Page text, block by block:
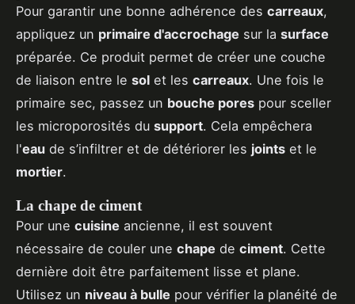
Pour garantir une bonne adhérence des carreaux,
appliquez un primaire d'accrochage sur la surface
préparée. Ce produit permet de créer une couche
de liaison entre le sol et les carreaux. Une fois le
primaire sec, passez un bouche pores pour sceller
les microporosités du support. Cela empêchera
l'eau de s’infiltrer et de détériorer les joints et le
mortier.
La chape de ciment
Pour une cuisine ancienne, il est souvent
nécessaire de couler une chape de ciment. Cette
dernière doit être parfaitement lisse et plane.
Utilisez un niveau à bulle pour vérifier la planéité de